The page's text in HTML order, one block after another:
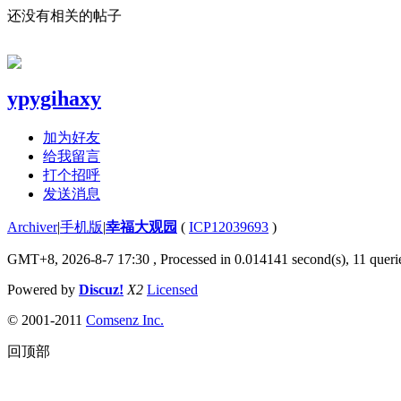
还没有相关的帖子
ypygihaxy
加为好友
给我留言
打个招呼
发送消息
Archiver|手机版|幸福大观园 ( ICP12039693 )
GMT+8, 2026-8-7 17:30 , Processed in 0.014141 second(s), 11
Powered by Discuz! X2 Licensed
© 2001-2011 Comsenz Inc.
回顶部